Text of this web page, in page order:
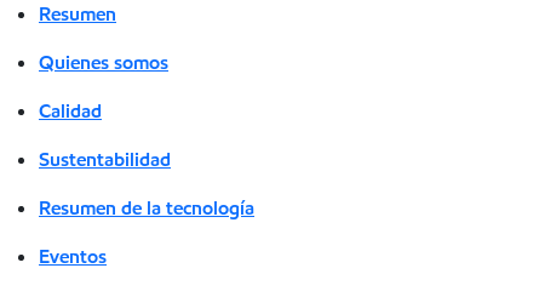
Resumen
Quienes somos
Calidad
Sustentabilidad
Resumen de la tecnología
Eventos